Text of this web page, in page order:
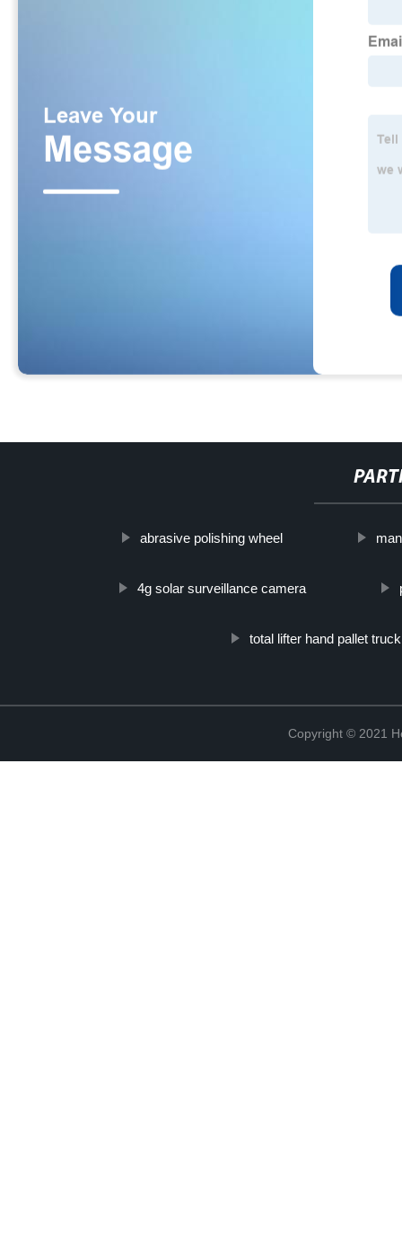
abrasive polishing wheel
4g solar surveillance camera
total lifter hand pallet truck
Copyright © 2021